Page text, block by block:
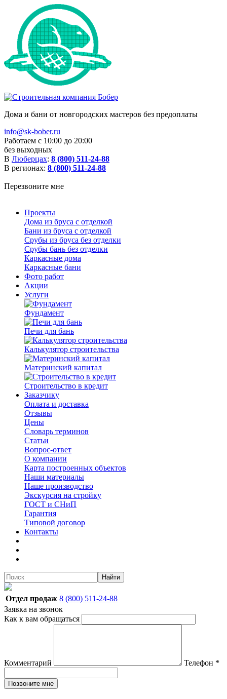
Дома и бани от новгородских мастеров без предоплаты
info@sk-bober.ru
Работаем с 10:00 до 20:00
без выходных
В Люберцах: 8 (800) 511-24-88
В регионах: 8 (800) 511-24-88
Перезвоните мне
Проекты
Дома из бруса с отделкой
Бани из бруса с отделкой
Срубы из бруса без отделки
Срубы бань без отделки
Каркасные дома
Каркасные бани
Фото работ
Акции
Услуги
Фундамент
Печи для бань
Калькулятор строительства
Материнский капитал
Строительство в кредит
Заказчику
Оплата и доставка
Отзывы
Цены
Словарь терминов
Статьи
Вопрос-ответ
О компании
Карта построенных объектов
Наши материалы
Наше производство
Экскурсия на стройку
ГОСТ и СНиП
Гарантия
Типовой договор
Контакты
Найти
Отдел продаж 8 (800) 511-24-88
Заявка на звонок
Как к вам обращаться
Комментарий Телефон *
Позвоните мне